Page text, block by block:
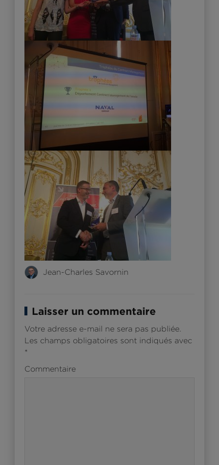
Jean-Charles Savornin
Laisser un commentaire
Votre adresse e-mail ne sera pas publiée.
Les champs obligatoires sont indiqués avec
*
Commentaire